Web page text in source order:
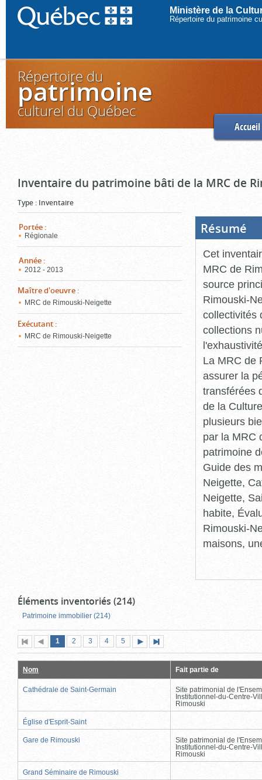
Ministère de la
Répertoire du patrimoine
Répertoire du
patrimoine
culturel du Québec
Accueil
Inventaire du patrimoine bâti de la MRC de
Type : Inventaire
Portée :
Régionale
Année :
2012 - 2013
Maître d'oeuvre :
MRC de Rimouski-Neigette
Exécutant :
MRC de Rimouski-Neigette
Résumé
Cet
MRC de
source
Rimouski-
collectivités
collections
La MRC de
assurer la
transférées
de la
plusieurs
par la MRC
patrimoine
Guide des
Neigette,
Neigette,
habite,
Rimouski-
maisons,
Éléments inventoriés (214)
Patrimoine immobilier (214)
Première
page
Page
précédente
Page
1 (page
actuelle)
Page
2 Page
3 Page
4 Page
5
suivante
page
Nom Fait partie de
Cathédrale de Saint-Germain
Site patrimonial de
Institutionnel-du-Centre-
Rimouski
Église d'Esprit-Saint
Gare de Rimouski
Site patrimonial de
Institutionnel-du-Centre-
Rimouski
Grand Séminaire de Rimouski